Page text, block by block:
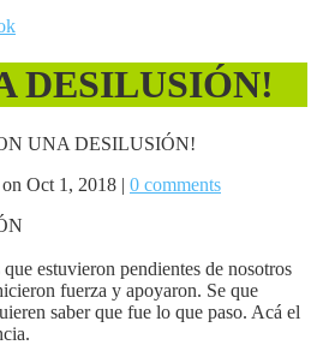
DESILUSIÓN!
UNA DESILUSIÓN!
on Oct 1, 2018 | 0 comments
estuvieron pendientes de nosotros
fuerza y apoyaron. Se que
saber que fue lo que paso. Acá el